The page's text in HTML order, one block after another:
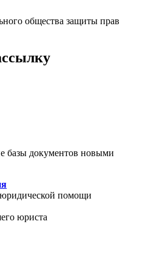
общества защиты прав
базы документов новыми
юридической помощи
юриста